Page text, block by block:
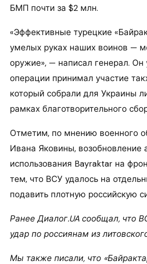
БМП почти за $2 млн.
«Эффективные турецкие
умелых руках наших воинов —
оружие», — написал генерал. Он
операции принимал участие
который собрали для Украины
рамках благотворительного
Отметим, по мнению военного
Ивана Яковины, возобновление
использования Bayraktar на
тем, что ВСУ удалось на
подавить плотную российскую
Ранее Диалог.UA сообщал, что
удар по россиянам из
Мы также писали, что